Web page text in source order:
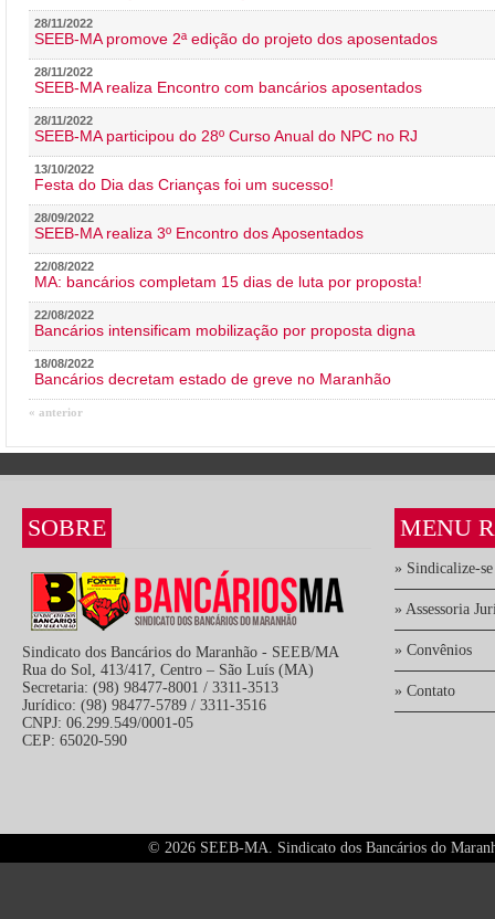
28/11/2022
SEEB-MA promove 2ª edição do projeto dos aposentados
28/11/2022
SEEB-MA realiza Encontro com bancários aposentados
28/11/2022
SEEB-MA participou do 28º Curso Anual do NPC no RJ
13/10/2022
Festa do Dia das Crianças foi um sucesso!
28/09/2022
SEEB-MA realiza 3º Encontro dos Aposentados
22/08/2022
MA: bancários completam 15 dias de luta por proposta!
22/08/2022
Bancários intensificam mobilização por proposta digna
18/08/2022
Bancários decretam estado de greve no Maranhão
« anterior
SOBRE
Sindicato dos Bancários do Maranhão - SEEB/MA
Rua do Sol, 413/417, Centro – São Luís (MA)
Secretaria: (98) 98477-8001 / 3311-3513
Jurídico: (98) 98477-5789 / 3311-3516
CNPJ: 06.299.549/0001-05
CEP: 65020-590
MENU
» Sindicalize-se
» Assessoria
» Convênios
» Contato
© 2026 SEEB-MA. Sindicato dos Bancários do